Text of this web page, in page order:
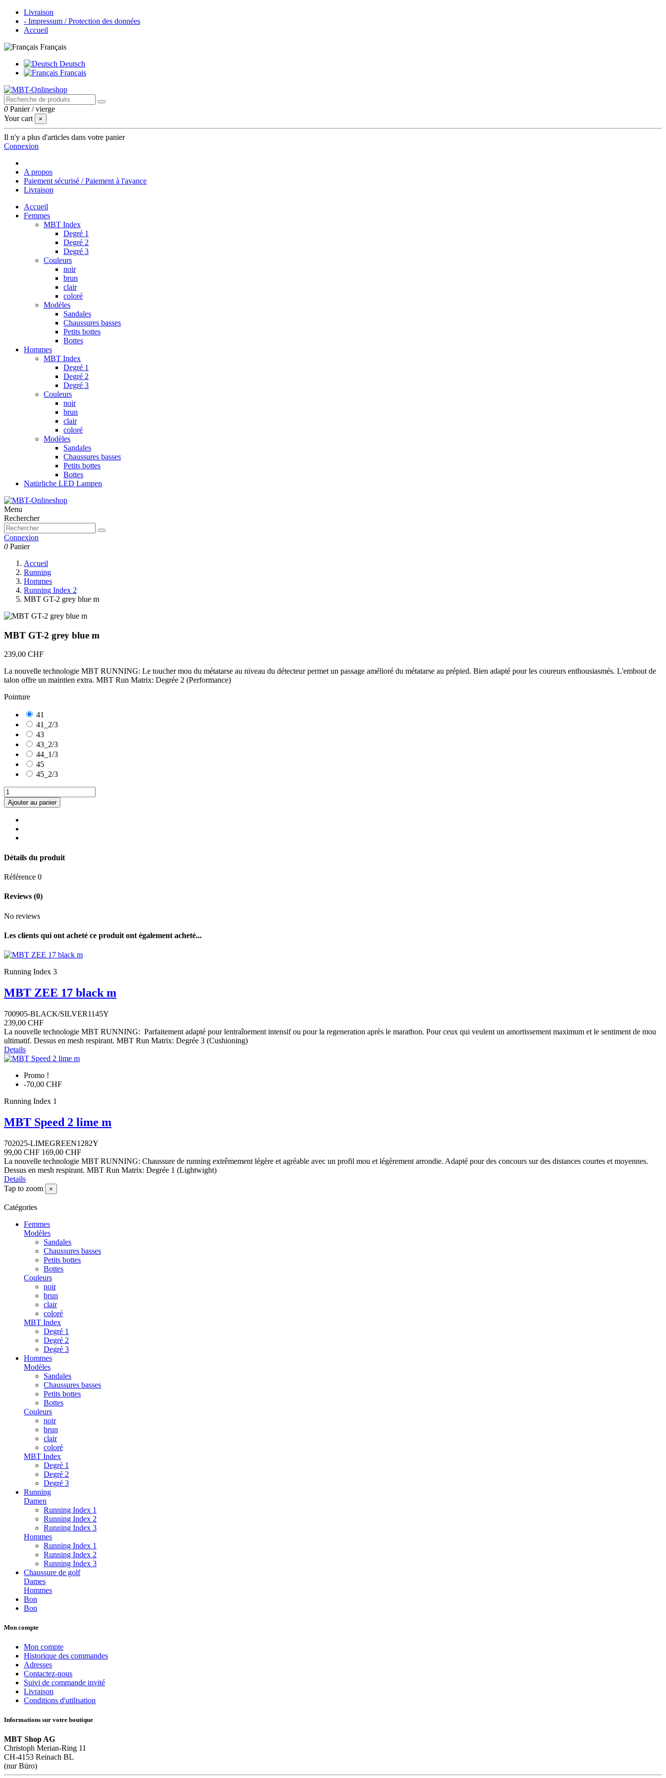
Livraison
- Impressum / Protection des données
Accueil
Français
Deutsch
Français
0 Panier /vierge
Your cart
×
Il n'y a plus d'articles dans votre panier
Connexion
A propos
Paiement sécurisé / Paiement à l'avance
Livraison
Accueil
Femmes
MBT Index
Degré 1
Degré 2
Degré 3
Couleurs
noir
brun
clair
coloré
Modèles
Sandales
Chaussures basses
Petits bottes
Bottes
Hommes
MBT Index
Degré 1
Degré 2
Degré 3
Couleurs
noir
brun
clair
coloré
Modèles
Sandales
Chaussures basses
Petits bottes
Bottes
Natürliche LED Lampen
Menu
Rechercher
Connexion
0 Panier
Accueil
Running
Hommes
Running Index 2
MBT GT-2 grey blue m
MBT GT-2 grey blue m
239,00 CHF
La nouvelle technologie MBT RUNNING: Le toucher mou du métatarse au niveau du détecteur permet un passage amélioré du métatarse au prépied. Bien adapté pour les coureurs enthousiasmés. L'embout de
talon offre un maintien extra. MBT Run Matrix: Degrée 2 (Performance)
Pointure
41
41_2/3
43
43_2/3
44_1/3
45
45_2/3
Ajouter au panier
Détails du produit
Référence 0
Reviews (0)
No reviews
Les clients qui ont acheté ce produit ont également acheté...
Running Index 3
MBT ZEE 17 black m
700905-BLACK/SILVER1145Y
239,00 CHF
La nouvelle technologie MBT RUNNING: Parfaitement adapté pour lentraînement intensif ou pour la regeneration après le marathon. Pour ceux qui veulent un amortissement maximum et le sentiment de mou
ultimatif. Dessus en mesh respirant. MBT Run Matrix: Degrée 3 (Cushioning)
Details
Promo !
-70,00 CHF
Running Index 1
MBT Speed 2 lime m
702025-LIMEGREEN1282Y
99,00 CHF 169,00 CHF
La nouvelle technologie MBT RUNNING: Chaussure de running extrêmement légère et agréable avec un profil mou et légèrement arrondie. Adapté pour des concours sur des distances courtes et moyennes.
Dessus en mesh respirant. MBT Run Matrix: Degrée 1 (Lightwight)
Details
Tap to zoom
×
Catégories
Femmes
Modèles
Sandales
Chaussures basses
Petits bottes
Bottes
Couleurs
noir
brun
clair
coloré
MBT Index
Degré 1
Degré 2
Degré 3
Hommes
Modèles
Sandales
Chaussures basses
Petits bottes
Bottes
Couleurs
noir
brun
clair
coloré
MBT Index
Degré 1
Degré 2
Degré 3
Running
Damen
Running Index 1
Running Index 2
Running Index 3
Hommes
Running Index 1
Running Index 2
Running Index 3
Chaussure de golf
Dames
Hommes
Bon
Bon
Mon compte
Mon compte
Historique des commandes
Adresses
Contactez-nous
Suivi de commande invité
Livraison
Conditions d'utilisation
Informations sur votre boutique
MBT Shop AG
Christoph Merian-Ring 11
CH-4153 Reinach BL
(nur Büro)